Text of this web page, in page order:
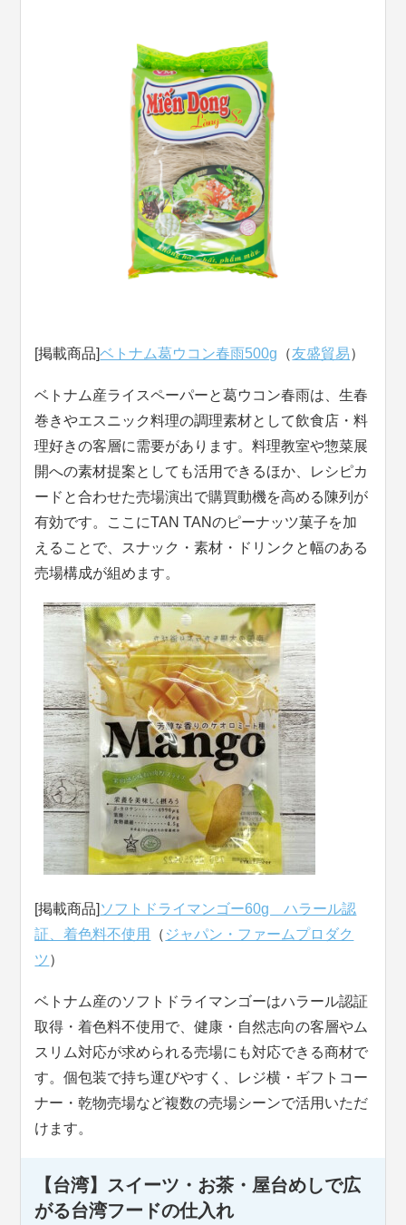
[掲載商品]ベトナム葛ウコン春雨500g （友盛貿易）
ベトナム産ライスペーパーと葛ウコン春雨は、生春
巻きやエスニック料理の調理素材として飲食店・料
理好きの客層に需要があります。料理教室や惣菜展
開への素材提案としても活用できるほか、レシピカ
ードと合わせた売場演出で購買動機を高める陳列が
有効です。ここにTAN TANのピーナッツ菓子を加
えることで、スナック・素材・ドリンクと幅のある
売場構成が組めます。
[掲載商品] ソフトドライマンゴー60g ハラール認
証、着色料不使用
（ ジャパン・ファームプロダク
ツ ）
ベトナム産のソフトドライマンゴーはハラール認証
取得・着色料不使用で、健康・自然志向の客層やム
スリム対応が求められる売場にも対応できる商材で
す。個包装で持ち運びやすく、レジ横・ギフトコー
ナー・乾物売場など複数の売場シーンで活用いただ
けます。
【台湾】スイーツ・お茶・屋台めしで広
がる台湾フードの仕入れ